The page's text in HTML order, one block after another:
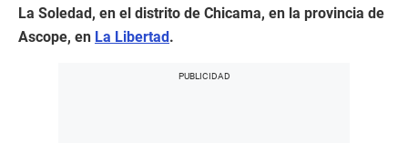
La Soledad, en el distrito de Chicama, en la provincia de
Ascope, en La Libertad .